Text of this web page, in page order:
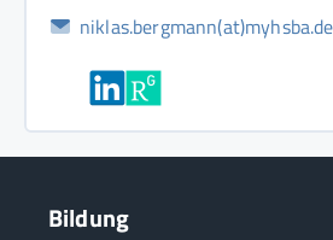
niklas.bergmann(at)myhsba.de
Bildung